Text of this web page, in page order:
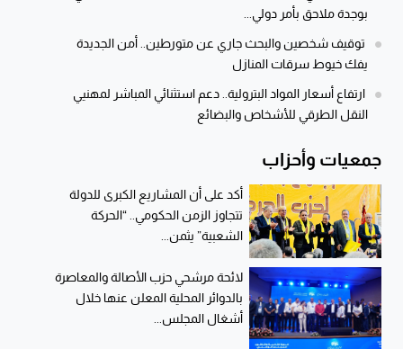
بوجدة ملاحق بأمر دولي...
توقيف شخصين والبحث جاري عن متورطين.. أمن الجديدة
يفك خيوط سرقات المنازل
ارتفاع أسعار المواد البترولية.. دعم استثنائي المباشر لمهنيي
النقل الطرقي للأشخاص والبضائع
جمعيات وأحزاب
أكد على أن المشاريع الكبرى للدولة
تتجاوز الزمن الحكومي.. “الحركة
الشعبية” يثمن...
لائحة مرشحي حزب الأصالة والمعاصرة
بالدوائر المحلية المعلن عنها خلال
أشغال المجلس...